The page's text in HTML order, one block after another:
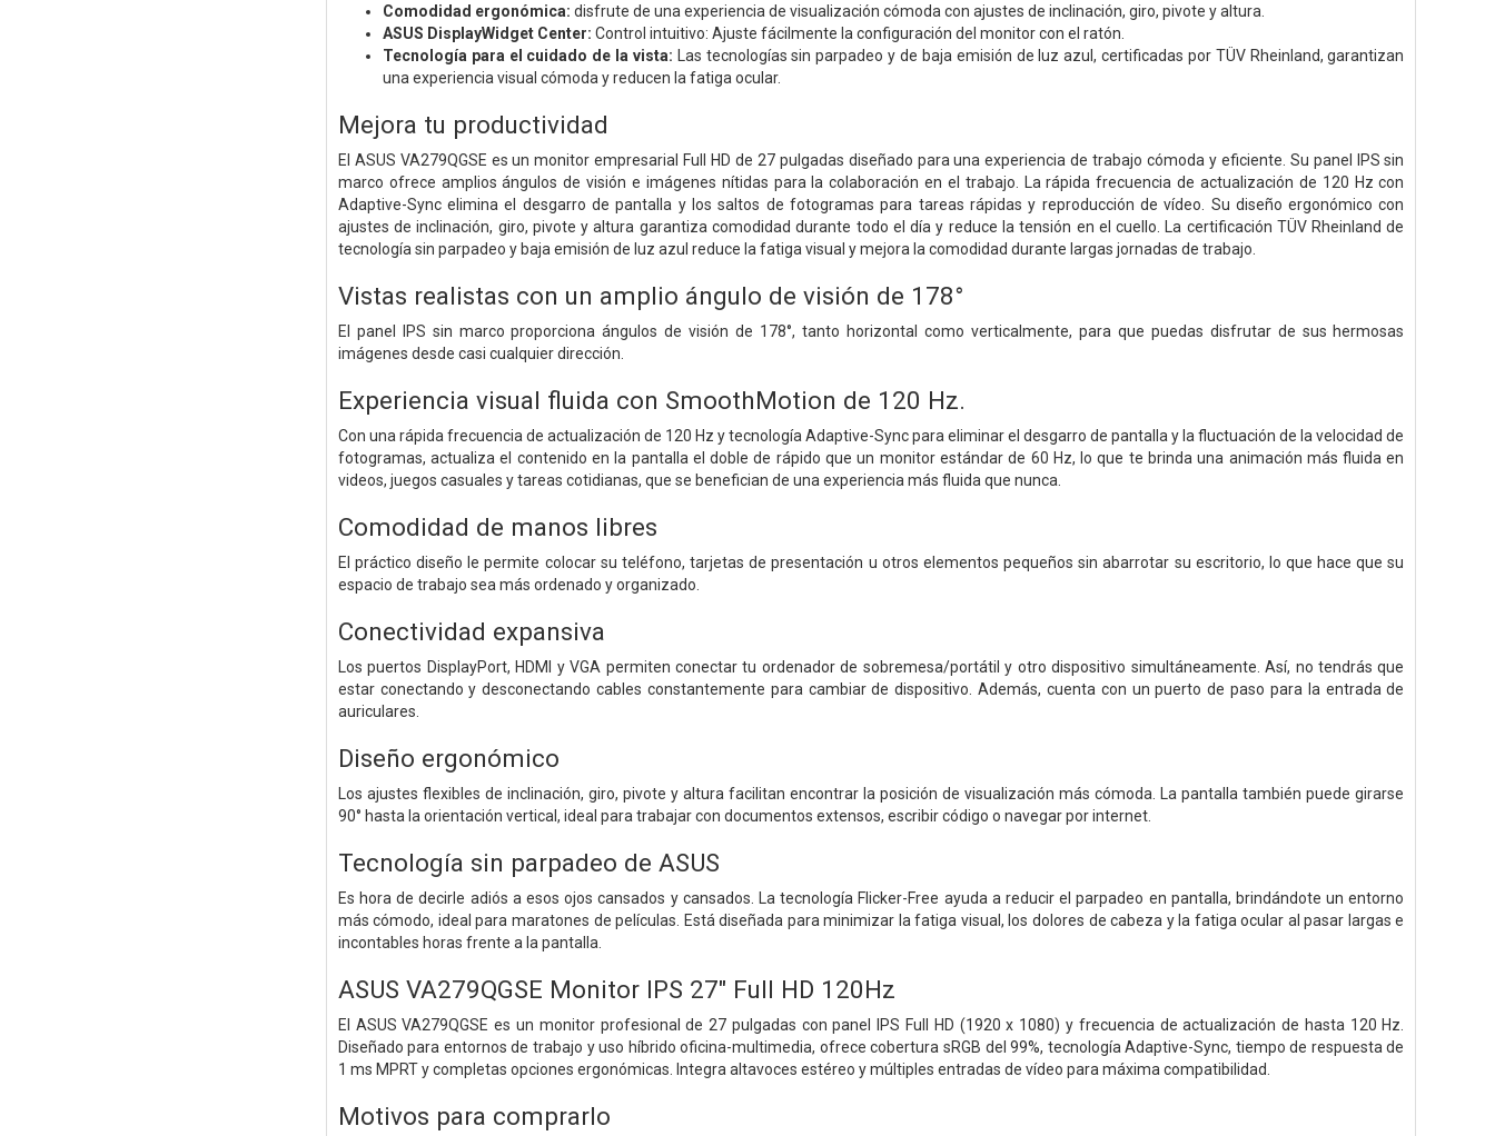
Comodidad ergonómica: disfrute de una experiencia de visualización cómoda con ajustes de inclinación, giro, pivote y altura.
ASUS DisplayWidget Center: Control intuitivo: Ajuste fácilmente la configuración del monitor con el ratón.
Tecnología para el cuidado de la vista: Las tecnologías sin parpadeo y de baja emisión de luz azul, certificadas por TÜV Rheinland, garantizan
una experiencia visual cómoda y reducen la fatiga ocular.
Mejora tu productividad
El ASUS VA279QGSE es un monitor empresarial Full HD de 27 pulgadas diseñado para una experiencia de trabajo cómoda y eficiente. Su panel IPS sin
marco ofrece amplios ángulos de visión e imágenes nítidas para la colaboración en el trabajo. La rápida frecuencia de actualización de 120 Hz con
Adaptive-Sync elimina el desgarro de pantalla y los saltos de fotogramas para tareas rápidas y reproducción de vídeo. Su diseño ergonómico con
ajustes de inclinación, giro, pivote y altura garantiza comodidad durante todo el día y reduce la tensión en el cuello. La certificación TÜV Rheinland de
tecnología sin parpadeo y baja emisión de luz azul reduce la fatiga visual y mejora la comodidad durante largas jornadas de trabajo.
Vistas realistas con un amplio ángulo de visión de 178°
El panel IPS sin marco proporciona ángulos de visión de 178°, tanto horizontal como verticalmente, para que puedas disfrutar de sus hermosas
imágenes desde casi cualquier dirección.
Experiencia visual fluida con SmoothMotion de 120 Hz.
Con una rápida frecuencia de actualización de 120 Hz y tecnología Adaptive-Sync para eliminar el desgarro de pantalla y la fluctuación de la velocidad de
fotogramas, actualiza el contenido en la pantalla el doble de rápido que un monitor estándar de 60 Hz, lo que te brinda una animación más fluida en
videos, juegos casuales y tareas cotidianas, que se benefician de una experiencia más fluida que nunca.
Comodidad de manos libres
El práctico diseño le permite colocar su teléfono, tarjetas de presentación u otros elementos pequeños sin abarrotar su escritorio, lo que hace que su
espacio de trabajo sea más ordenado y organizado.
Conectividad expansiva
Los puertos DisplayPort, HDMI y VGA permiten conectar tu ordenador de sobremesa/portátil y otro dispositivo simultáneamente. Así, no tendrás que
estar conectando y desconectando cables constantemente para cambiar de dispositivo. Además, cuenta con un puerto de paso para la entrada de
auriculares.
Diseño ergonómico
Los ajustes flexibles de inclinación, giro, pivote y altura facilitan encontrar la posición de visualización más cómoda. La pantalla también puede girarse
90° hasta la orientación vertical, ideal para trabajar con documentos extensos, escribir código o navegar por internet.
Tecnología sin parpadeo de ASUS
Es hora de decirle adiós a esos ojos cansados ​​y cansados. La tecnología Flicker-Free ayuda a reducir el parpadeo en pantalla, brindándote un entorno
más cómodo, ideal para maratones de películas. Está diseñada para minimizar la fatiga visual, los dolores de cabeza y la fatiga ocular al pasar largas e
incontables horas frente a la pantalla.
ASUS VA279QGSE Monitor IPS 27" Full HD 120Hz
El ASUS VA279QGSE es un monitor profesional de 27 pulgadas con panel IPS Full HD (1920 x 1080) y frecuencia de actualización de hasta 120 Hz.
Diseñado para entornos de trabajo y uso híbrido oficina-multimedia, ofrece cobertura sRGB del 99%, tecnología Adaptive-Sync, tiempo de respuesta de
1 ms MPRT y completas opciones ergonómicas. Integra altavoces estéreo y múltiples entradas de vídeo para máxima compatibilidad.
Motivos para comprarlo